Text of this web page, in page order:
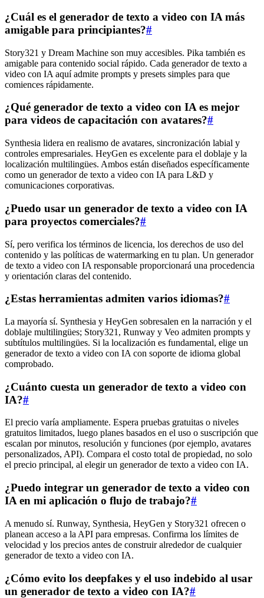
¿Cuál es el generador de texto a video con IA más
amigable para principiantes?#
Story321 y Dream Machine son muy accesibles. Pika también es
amigable para contenido social rápido. Cada generador de texto a
video con IA aquí admite prompts y presets simples para que
comiences rápidamente.
¿Qué generador de texto a video con IA es mejor
para videos de capacitación con avatares?#
Synthesia lidera en realismo de avatares, sincronización labial y
controles empresariales. HeyGen es excelente para el doblaje y la
localización multilingües. Ambos están diseñados específicamente
como un generador de texto a video con IA para L&D y
comunicaciones corporativas.
¿Puedo usar un generador de texto a video con IA
para proyectos comerciales?#
Sí, pero verifica los términos de licencia, los derechos de uso del
contenido y las políticas de watermarking en tu plan. Un generador
de texto a video con IA responsable proporcionará una procedencia
y orientación claras del contenido.
¿Estas herramientas admiten varios idiomas?#
La mayoría sí. Synthesia y HeyGen sobresalen en la narración y el
doblaje multilingües; Story321, Runway y Veo admiten prompts y
subtítulos multilingües. Si la localización es fundamental, elige un
generador de texto a video con IA con soporte de idioma global
comprobado.
¿Cuánto cuesta un generador de texto a video con
IA?#
El precio varía ampliamente. Espera pruebas gratuitas o niveles
gratuitos limitados, luego planes basados en el uso o suscripción que
escalan por minutos, resolución y funciones (por ejemplo, avatares
personalizados, API). Compara el costo total de propiedad, no solo
el precio principal, al elegir un generador de texto a video con IA.
¿Puedo integrar un generador de texto a video con
IA en mi aplicación o flujo de trabajo?#
A menudo sí. Runway, Synthesia, HeyGen y Story321 ofrecen o
planean acceso a la API para empresas. Confirma los límites de
velocidad y los precios antes de construir alrededor de cualquier
generador de texto a video con IA.
¿Cómo evito los deepfakes y el uso indebido al usar
un generador de texto a video con IA?#